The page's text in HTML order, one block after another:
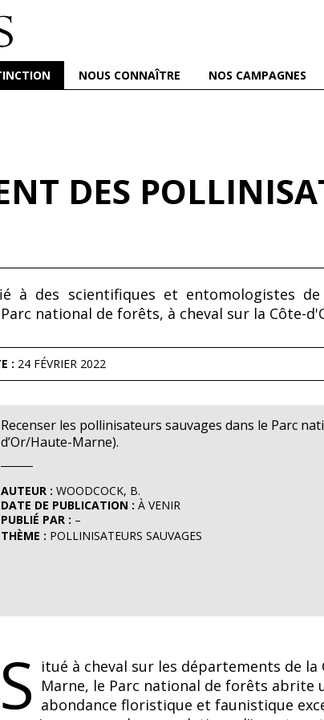
NOUS CONNAÎTRE NOS CAMPAGNES
DES
à des scientifiques et entomologistes
national de forêts, à cheval sur la Côte-
: 24 FÉVRIER 2022
Recenser les pollinisateurs sauvages dans le Parc
d’Or/Haute-Marne).
AUTEUR : WOODCOCK, B.
DATE DE PUBLICATION :À VENIR
PUBLIÉ PAR : –
THÈME : POLLINISATEURS SAUVAGES
S itué à cheval sur les départements de la
Marne, le Parc national de forêts abrite
abondance floristique et faunistique